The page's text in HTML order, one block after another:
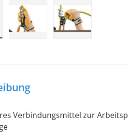
Verbindungsmittel zur